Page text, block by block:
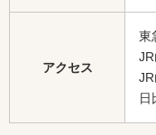
アクセス
東
日